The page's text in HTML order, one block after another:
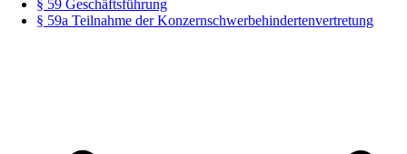
§ 59 Geschäftsführung
§ 59a Teilnahme der Konzernschwerbehindertenvertretung